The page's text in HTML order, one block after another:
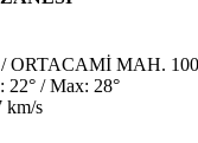
ORTACAMİ MAH.
22° / Max: 28°
km/s